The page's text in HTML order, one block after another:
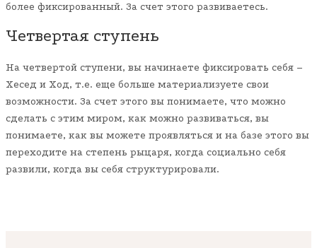
более фиксированный. За счет этого развиваетесь.
Четвертая ступень
На четвертой ступени, вы начинаете фиксировать себя –
Хесед и Ход, т.е. еще больше материализуете свои
возможности. За счет этого вы понимаете, что можно
сделать с этим миром, как можно развиваться, вы
понимаете, как вы можете проявляться и на базе этого вы
переходите на степень рыцаря, когда социально себя
развили, когда вы себя структурировали.